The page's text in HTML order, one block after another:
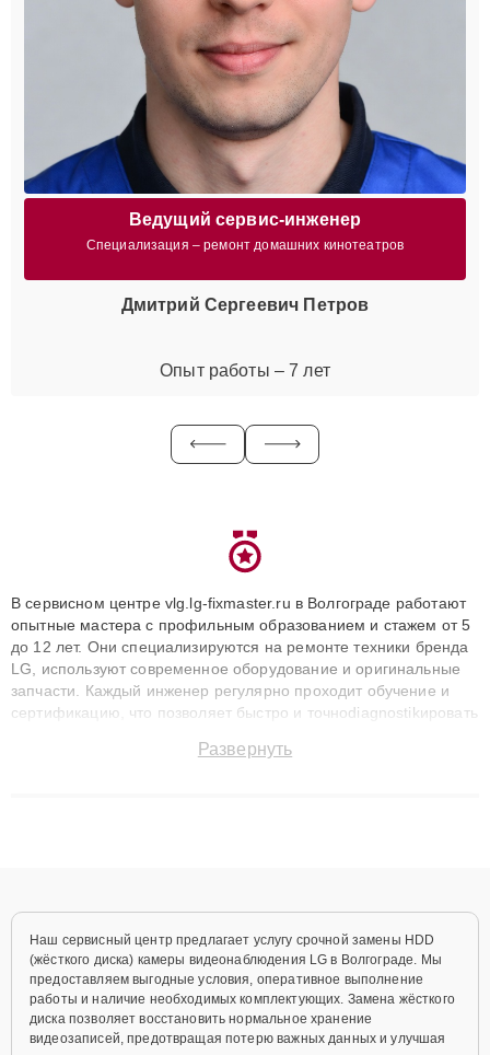
Ведущий сервис-инженер
Специализация – ремонт домашних кинотеатров
Дмитрий Сергеевич Петров
Опыт работы – 7 лет
В сервисном центре vlg.lg-fixmaster.ru в Волгограде работают
опытные мастера с профильным образованием и стажем от 5
до 12 лет. Они специализируются на ремонте техники бренда
LG, используют современное оборудование и оригинальные
запчасти. Каждый инженер регулярно проходит обучение и
сертификацию, что позволяет быстро и точноdiagnostikировать
до 3 лет. Наши мастера решают сложные случаи: от замены
Развернуть
Наш сервисный центр предлагает услугу срочной замены HDD
(жёсткого диска) камеры видеонаблюдения LG в Волгограде. Мы
предоставляем выгодные условия, оперативное выполнение
работы и наличие необходимых комплектующих. Замена жёсткого
диска позволяет восстановить нормальное хранение
видеозаписей, предотвращая потерю важных данных и улучшая